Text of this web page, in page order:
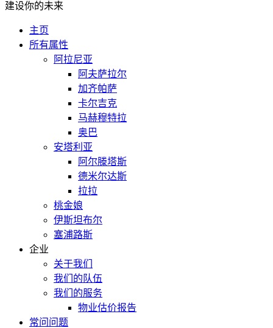
建设你的未来
主页
所有属性
阿拉尼亚
阿夫萨拉尔
加齐帕萨
卡尔吉克
马赫穆特拉
奥巴
安塔利亚
阿尔滕塔斯
德米尔达斯
拉拉
桃金娘
伊斯坦布尔
塞浦路斯
企业
关于我们
我们的队伍
我们的服务
物业估价报告
常问问题